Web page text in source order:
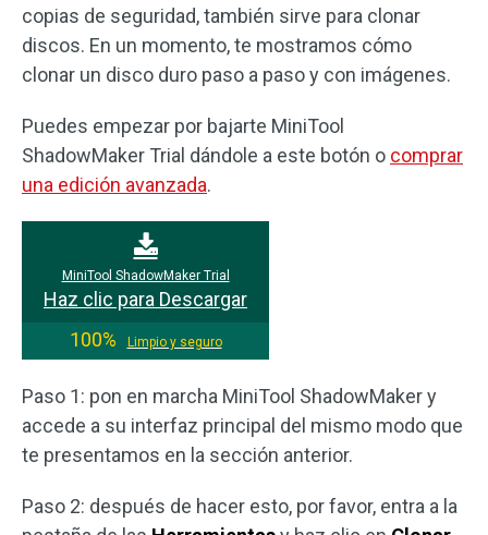
copias de seguridad, también sirve para clonar
discos. En un momento, te mostramos cómo
clonar un disco duro paso a paso y con imágenes.
Puedes empezar por bajarte MiniTool
ShadowMaker Trial dándole a este botón o comprar
una edición avanzada.
MiniTool ShadowMaker Trial
Haz clic para Descargar
100%
Limpio y seguro
Paso 1: pon en marcha MiniTool ShadowMaker y
accede a su interfaz principal del mismo modo que
te presentamos en la sección anterior.
Paso 2: después de hacer esto, por favor, entra a la